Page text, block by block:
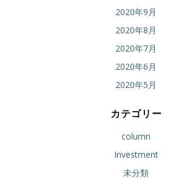
2020年9月
2020年8月
2020年7月
2020年6月
2020年5月
カテゴリー
column
Investment
未分類